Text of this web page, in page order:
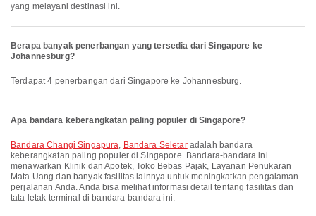
yang melayani destinasi ini.
Berapa banyak penerbangan yang tersedia dari Singapore ke
Johannesburg?
Terdapat 4 penerbangan dari Singapore ke Johannesburg.
Apa bandara keberangkatan paling populer di Singapore?
Bandara Changi Singapura, Bandara Seletaradalah bandara
keberangkatan paling populer di Singapore. Bandara-bandara ini
menawarkan Klinik dan Apotek, Toko Bebas Pajak, Layanan Penukaran
Mata Uang dan banyak fasilitas lainnya untuk meningkatkan pengalaman
perjalanan Anda. Anda bisa melihat informasi detail tentang fasilitas dan
tata letak terminal di bandara-bandara ini.